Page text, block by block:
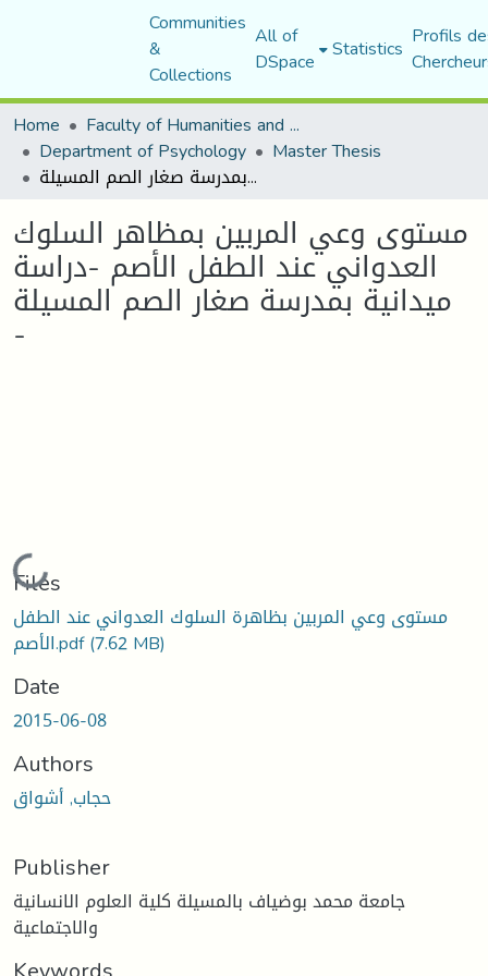
Communities
&
Collections
All of
DSpace Statistics Profils
Home
Faculty of Humanities and Social Sciences
Department of Psychology Master Thesis
مستوى وعي المربين بمظاهر السلوك العدواني عند الطفل الأصم -دراسة ميدانية بمدرسة صغار الصم المسيلة -
مستوى وعي المربين بمظاهر السلوك
العدواني عند الطفل الأصم -دراسة
ميدانية بمدرسة صغار الصم المسيلة
-
Loading...
Files
مستوى وعي المربين بظاهرة السلوك العدواني عند الطفل
الأصم.pdf(7.62 MB)
Date
2015-06-08
Authors
حجاب, أشواق
Publisher
جامعة محمد بوضياف بالمسيلة كلية العلوم الانسانية
والاجتماعية